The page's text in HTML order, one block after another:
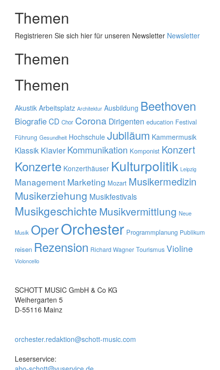
Themen
Registrieren Sie sich hier für unseren Newsletter Newsletter
Themen
Themen
Akustik Arbeitsplatz Architektur Ausbildung Beethoven
BiografieCD Chor Corona Dirigenten education Festival
Führung Gesundheit Hochschule Jubiläum Kammermusik
Klassik Klavier Kommunikation Komponist Konzert
Konzerte Konzerthäuser Kulturpolitik Leipzig
Management Marketing Mozart Musikermedizin
Musikerziehung Musikfestivals
Musikgeschichte Musikvermittlung Neue
Musik OperOrchester Programmplanung Publikum
reisen Rezension Richard Wagner Tourismus Violine
Violoncello
SCHOTT MUSIC GmbH & Co KG
Weihergarten 5
D-55116 Mainz
orchester.redaktion@schott-music.com
Leserservice: